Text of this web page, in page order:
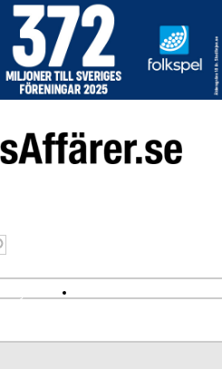
Nyhetsbrev